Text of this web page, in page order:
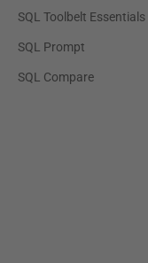
SQL Toolbelt Essentials
SQL Prompt
SQL Compare